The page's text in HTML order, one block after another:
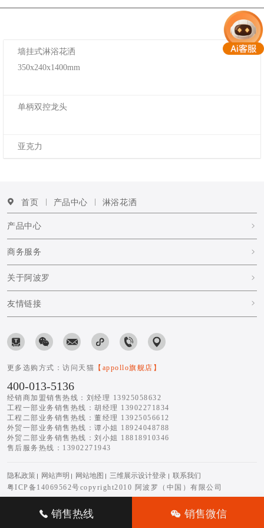
墙挂式淋浴花洒
350x240x1400mm
单柄双控龙头
亚克力
首页 产品中心 淋浴花洒
产品中心
商务服务
关于阿波罗
友情链接
更多选购方式：访问天猫 【appollo旗舰店】
400-013-5136
经销商加盟销售热线：刘经理 13925058632
工程一部业务销售热线：胡经理 13902271834
工程二部业务销售热线：董经理 13925056612
外贸一部业务销售热线：谭小姐 18924048788
外贸二部业务销售热线：刘小姐 18818910346
售后服务热线：13902271943
隐私政策 网站声明 网站地图 三维展示设计登录
联系我们
粤ICP备14069562号copyright2010 阿波罗（中国）有限公司
销售热线 销售微信